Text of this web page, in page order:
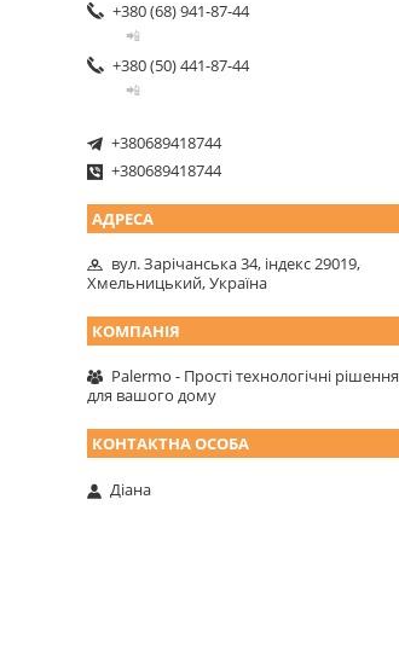
+380 (68) 941-87-44
📲
+380 (50) 441-87-44
📲
+380689418744
+380689418744
вул. Зарічанська 34, індекс 29019,
Хмельницький, Україна
Palermo - Прості технологічні рішення
для вашого дому
Діана